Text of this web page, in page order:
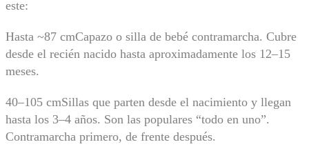
este:
Hasta ~87 cmCapazo o silla de bebé contramarcha. Cubre
desde el recién nacido hasta aproximadamente los 12–15
meses.
40–105 cmSillas que parten desde el nacimiento y llegan
hasta los 3–4 años. Son las populares “todo en uno”.
Contramarcha primero, de frente después.